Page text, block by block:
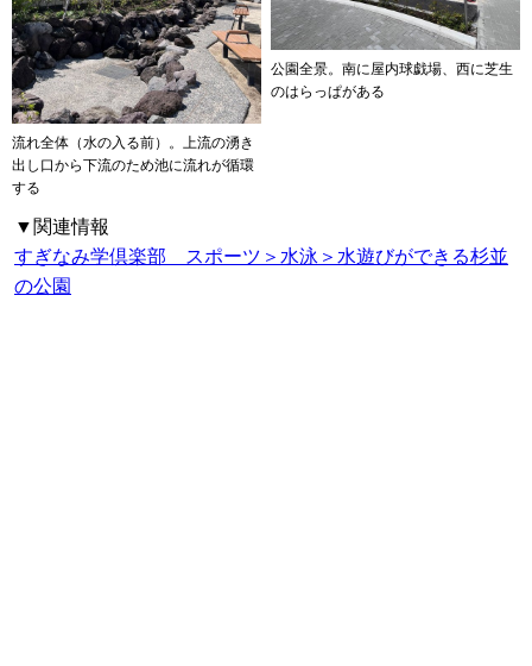
▼関連情報
すぎなみ学倶楽部 スポーツ＞水泳＞水遊びができる杉並
の公園
流れ全体（水の入る前）。上流の湧き
出し口から下流のため池に流れが循環
する
公園全景。南に屋内球戯場、西に芝生
のはらっぱがある